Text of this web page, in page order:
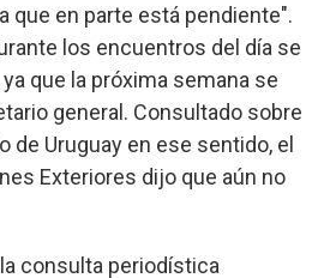
que en parte está pendiente".
los encuentros del día se
ya que la próxima semana se
general. Consultado sobre
de Uruguay en ese sentido, el
Exteriores dijo que aún no
consulta periodística